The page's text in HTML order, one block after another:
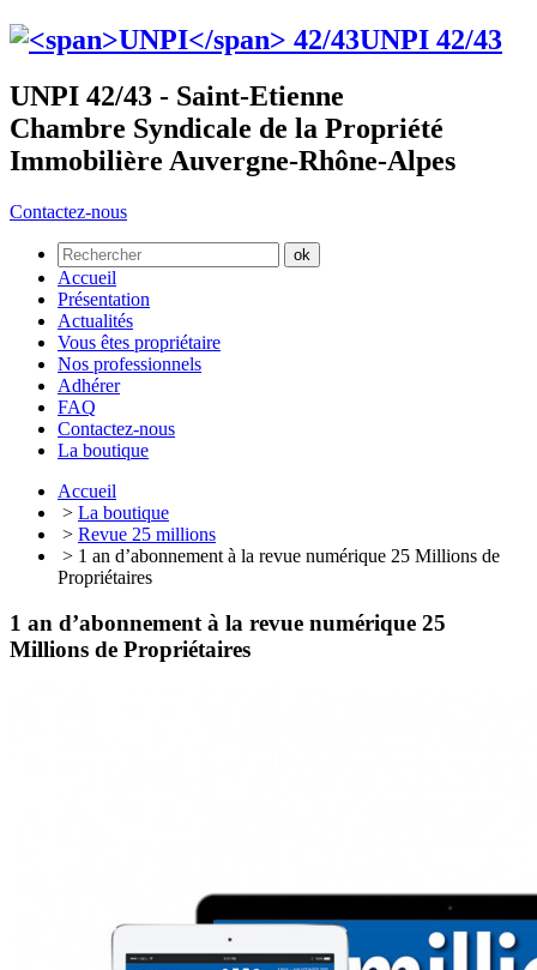
UNPI 42/43
UNPI 42/43 - Saint-Etienne
Chambre Syndicale de la Propriété
Immobilière Auvergne-Rhône-Alpes
Contactez-nous
Accueil
Présentation
Actualités
Vous êtes propriétaire
Nos professionnels
Adhérer
FAQ
Contactez-nous
La boutique
Accueil
> La boutique
> Revue 25 millions
> 1 an d’abonnement à la revue numérique 25 Millions de
Propriétaires
1 an d’abonnement à la revue numérique 25
Millions de Propriétaires